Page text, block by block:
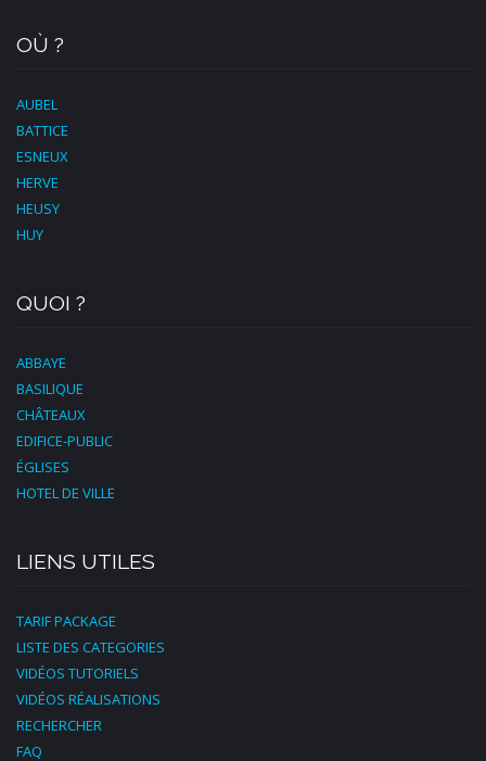
OÙ ?
AUBEL
BATTICE
ESNEUX
HERVE
HEUSY
HUY
QUOI ?
ABBAYE
BASILIQUE
CHÂTEAUX
EDIFICE-PUBLIC
ÉGLISES
HOTEL DE VILLE
LIENS UTILES
TARIF PACKAGE
LISTE DES CATEGORIES
VIDÉOS TUTORIELS
VIDÉOS RÉALISATIONS
RECHERCHER
FAQ